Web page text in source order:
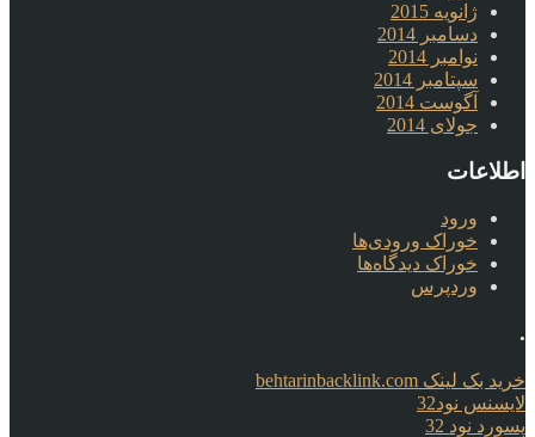
ژانویه 2015
دسامبر 2014
نوامبر 2014
سپتامبر 2014
آگوست 2014
جولای 2014
اطلاعات
ورود
خوراک ورودی‌ها
خوراک دیدگاه‌ها
وردپرس
.
خرید بک لینک behtarinbacklink.com
لایسنس نود32
پسورد نود 32